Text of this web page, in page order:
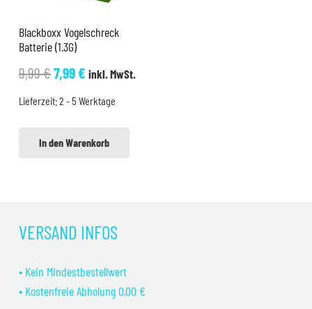
Blackboxx Vogelschreck
Batterie (1.3G)
9,99€Ursprünglicher
7,99€Aktueller
inkl. MwSt.
Lieferzeit:2 - 5 Werktage
In den Warenkorb
VERSAND INFOS
• Kein Mindestbestellwert
• Kostenfreie Abholung 0,00 €